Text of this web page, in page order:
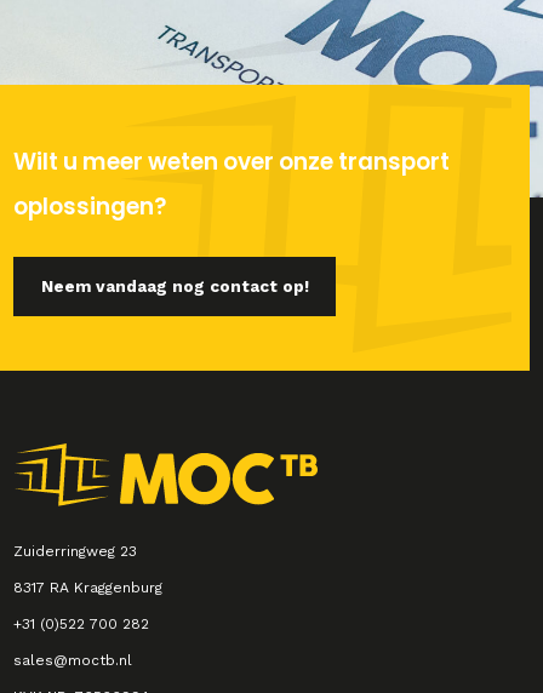
Wilt u meer weten over onze transport
oplossingen?
Neem vandaag nog contact op!
Zuiderringweg 23
8317 RA Kraggenburg
+31 (0)522 700 282
sales@moctb.nl